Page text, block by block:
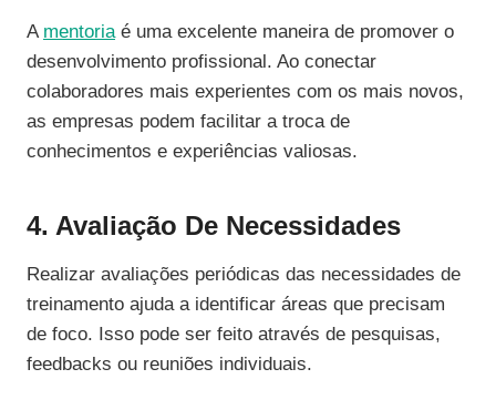
A mentoriaé uma excelente maneira de promover o
desenvolvimento profissional. Ao conectar
colaboradores mais experientes com os mais novos,
as empresas podem facilitar a troca de
conhecimentos e experiências valiosas.
4. Avaliação De Necessidades
Realizar avaliações periódicas das necessidades de
treinamento ajuda a identificar áreas que precisam
de foco. Isso pode ser feito através de pesquisas,
feedbacks ou reuniões individuais.